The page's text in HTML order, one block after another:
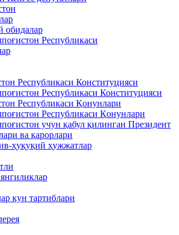
обидалар
Республикаси
Республикаси Конституцияси
Республикаси Конституцияси
Республикаси Қонунлари
Республикаси Қонунлари
учун қабул қилинган Президент
ва қарорлари
ҳуқуқий ҳужжатлар
кун тартиблари